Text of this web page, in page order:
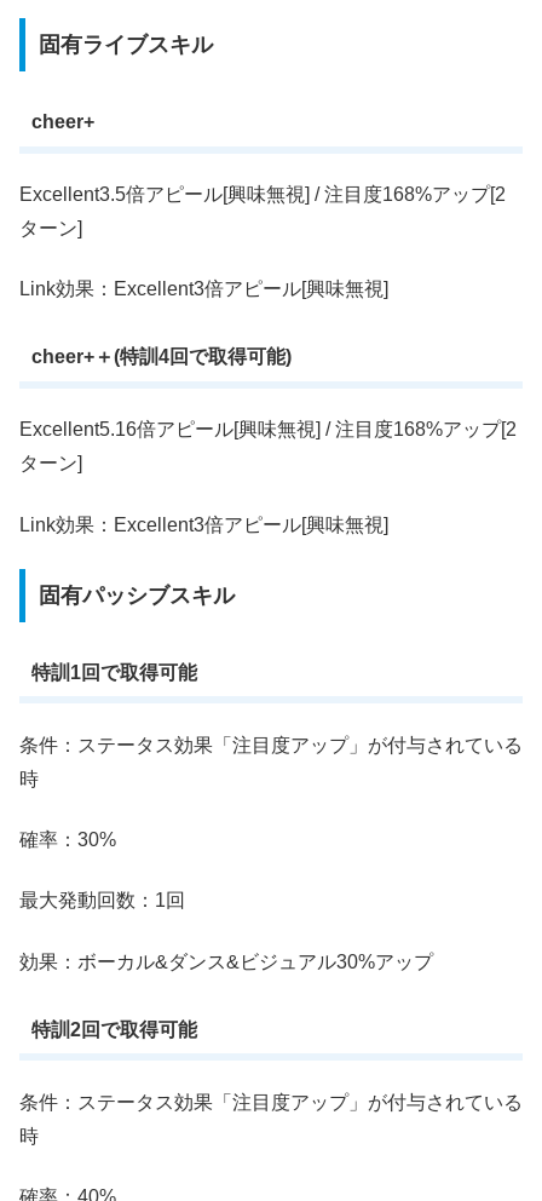
固有ライブスキル
cheer+
Excellent3.5倍アピール[興味無視] / 注目度168%アップ[2
ターン]
Link効果：Excellent3倍アピール[興味無視]
cheer+＋(特訓4回で取得可能)
Excellent5.16倍アピール[興味無視] / 注目度168%アップ[2
ターン]
Link効果：Excellent3倍アピール[興味無視]
固有パッシブスキル
特訓1回で取得可能
条件：ステータス効果「注目度アップ」が付与されている
時
確率：30%
最大発動回数：1回
効果：ボーカル&ダンス&ビジュアル30%アップ
特訓2回で取得可能
条件：ステータス効果「注目度アップ」が付与されている
時
確率：40%